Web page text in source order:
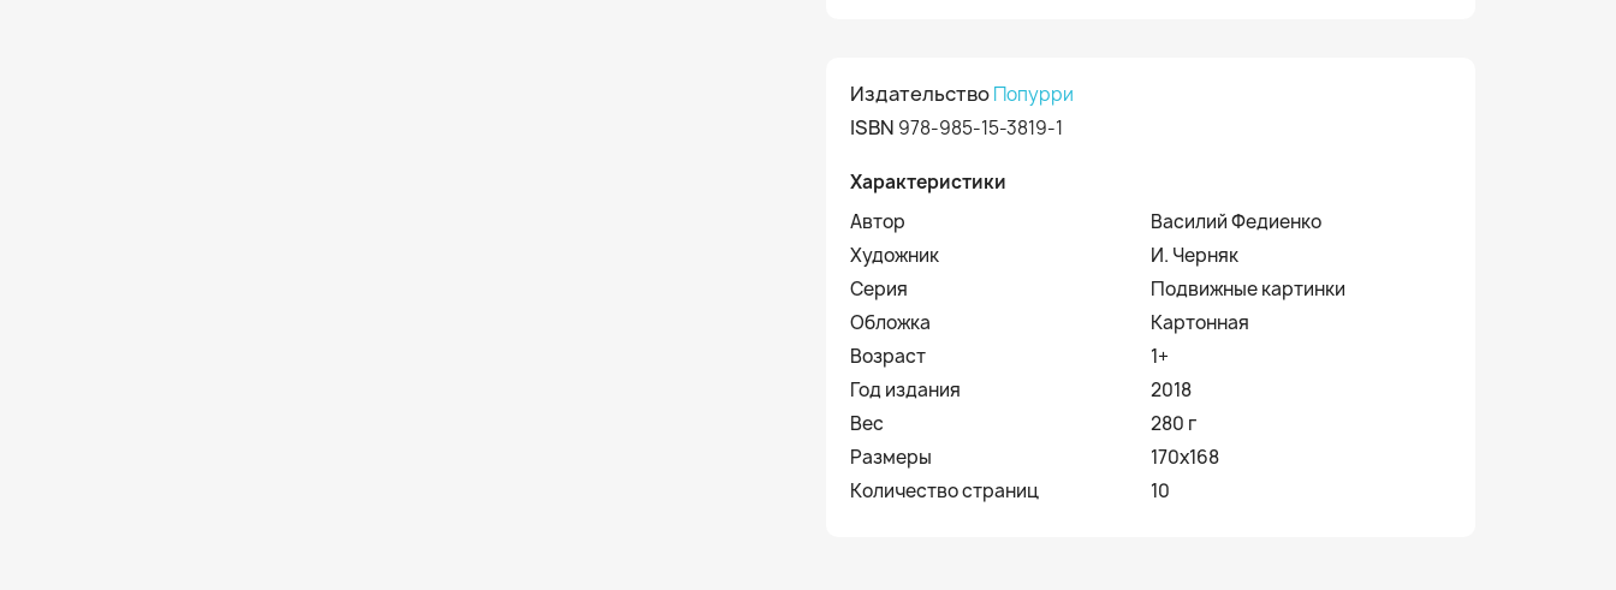
ИздательствоПопурри
ISBN 978-985-15-3819-1
Характеристики
Автор
Василий Федиенко
Художник
И. Черняк
Серия
Подвижные картинки
Обложка
Картонная
Возраст
1+
Год издания
2018
Вес
280 г
Размеры
170х168
Количество страниц
10